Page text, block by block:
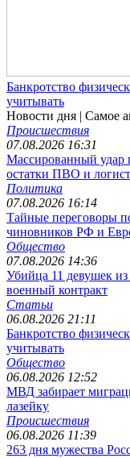
Банкротство
учитывать
Новости дня | Самое
Происшествия
07.08.2026 16:31
Массированный удар
остатки ПВО и
Политика
07.08.2026 16:14
Тайные переговоры
чиновников РФ и
Общество
07.08.2026 14:36
Убийца 11 девушек
военный контракт
Статьи
06.08.2026 21:11
Банкротство
учитывать
Общество
06.08.2026 12:52
МВД забирает
лазейку
Происшествия
06.08.2026 11:39
263 дня мужества